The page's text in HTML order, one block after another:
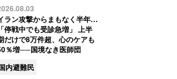
ラン攻撃からまもなく半年…
「停戦中でも受診急増」 上半
だけで8万件超、心のケアも
％増──国境なき医師団
内避難民